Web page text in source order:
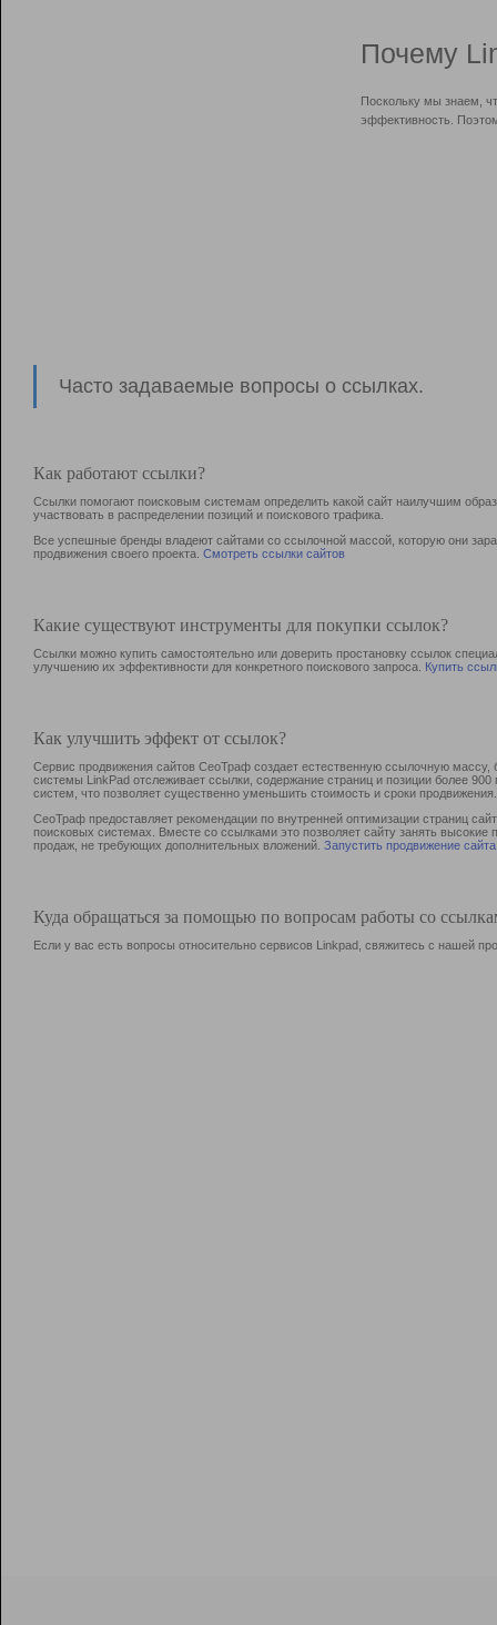
Почему
Поскольку мы знаем,
эффективность.
Часто задаваемые вопросы о ссылках.
Как работают ссылки?
Ссылки помогают поисковым системам определить какой сайт наилучшим
участвовать в раcпределении позиций и поискового трафика.
Все успешные бренды владеют сайтами со ссылочной массой, которую они
продвижения своего проекта. Смотреть ссылки сайтов
Какие существуют инструменты для покупки ссылок?
Ссылки можно купить самостоятельно или доверить простановку ссылок
улучшению их эффективности для конкретного поискового запроса. Купить
Как улучшить эффект от ссылок?
Сервис продвижения сайтов СеоТраф создает естественную ссылочную
системы LinkPad отслеживает ссылки, содержание страниц и позиции более
систем, что позволяет существенно уменьшить стоимость и сроки продвижения.
СеоТраф предоставляет рекомендации по внутренней оптимизации страниц
поисковых системах. Вместе со ссылками это позволяет сайту занять
продаж, не требующих дополнительных вложений. Запустить продвижение сайта
Куда обращаться за помощью по вопросам работы со
Если у вас есть вопросы относительно сервисов Linkpad, свяжитесь с нашей